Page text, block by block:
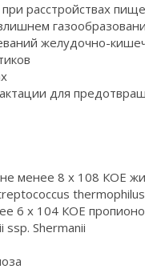
расстройствах
желудочно-
для
менее 8 х 108 КОЕ
6 х 104 КОЕ
Shermanii